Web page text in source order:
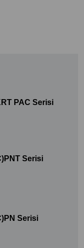
PAC Serisi
Serisi
20(C)PN Serisi